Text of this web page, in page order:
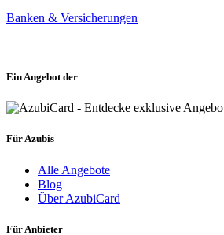
Banken & Versicherungen
Ein Angebot der
Für Azubis
Alle Angebote
Blog
Über AzubiCard
Für Anbieter